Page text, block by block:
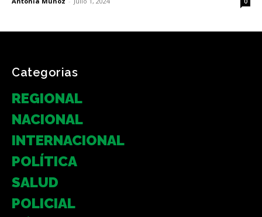
Categorias
REGIONAL
NACIONAL
INTERNACIONAL
POLÍTICA
SALUD
POLICIAL